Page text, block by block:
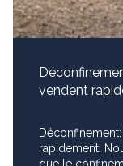
vendent
rapidement. Nous avons constaté chez #AFIM-Immo
que le